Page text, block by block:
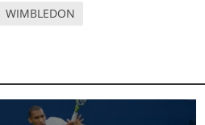
WIMBLEDON